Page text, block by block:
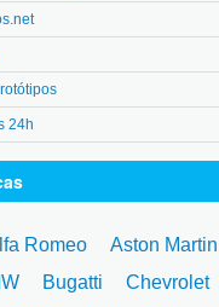
24h
Romeo Aston Martin
Bugatti Chevrolet